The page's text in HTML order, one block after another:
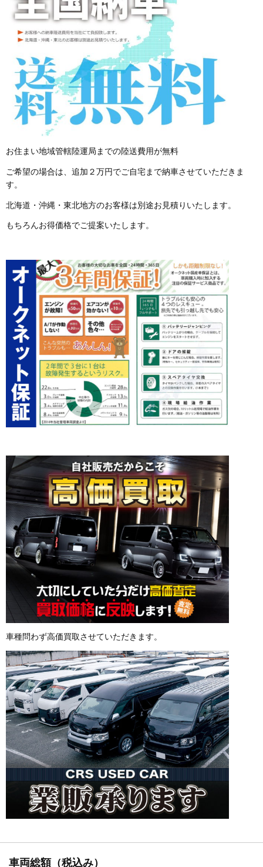
お住まい地域管轄陸運局までの陸送費用が無料
ご希望の場合は、追加２万円でご自宅まで納車させていただきま
す。
北海道・沖縄・東北地方のお客様は別途お見積りいたします。
もちろんお得価格でご提案いたします。
車種問わず高価買取させていただきます。
車両総額（税込み）